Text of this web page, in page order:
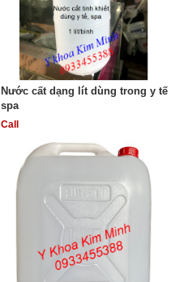
Nước cất dạng lít dùng trong y tế
spa
Call